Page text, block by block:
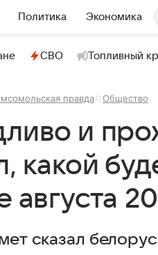
Политика Экономика
СВО Топливный
правда Общество
и
какой
августа
сказал